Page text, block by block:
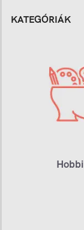
KATEGÓRIÁK
Hobbi